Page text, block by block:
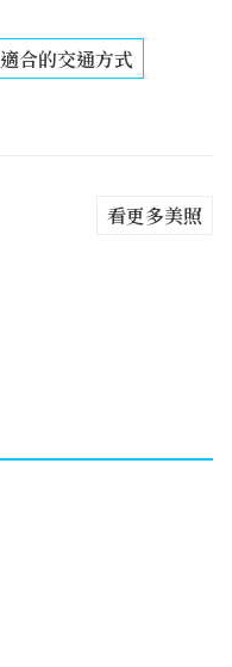
合的交通方式
看更多美照